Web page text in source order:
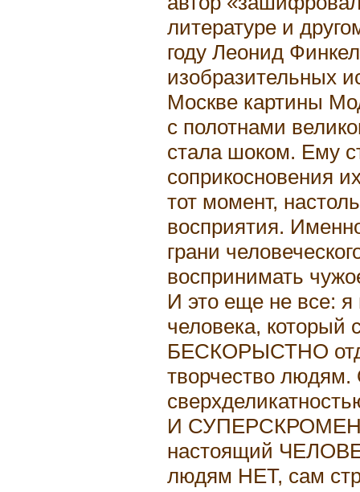
литературе и
году Леонид
изобразительных
Москве картины
с полотнами
стала шоком. Ему
соприкосновения
тот момент,
восприятия.
грани
воспринимать
И это еще не все:
человека, который
БЕСКОРЫСТНО
творчество людям.
И СУПЕРСКРОМЕН,
настоящий
людям НЕТ, сам